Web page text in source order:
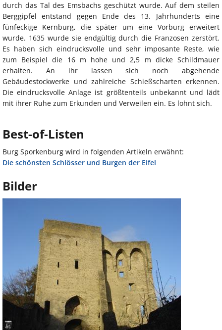
durch das Tal des Emsbachs geschützt wurde. Auf dem steilen
Berggipfel entstand gegen Ende des 13. Jahrhunderts eine
fünfeckige Kernburg, die später um eine Vorburg erweitert
wurde. 1635 wurde sie endgültig durch die Franzosen zerstört.
Es haben sich eindrucksvolle und sehr imposante Reste, wie
zum Beispiel die 16 m hohe und 2,5 m dicke Schildmauer
erhalten. An ihr lassen sich noch abgehende
Gebäudestockwerke und zahlreiche Schießscharten erkennen.
Die eindrucksvolle Anlage ist größtenteils unbekannt und lädt
mit ihrer Ruhe zum Erkunden und Verweilen ein. Es lohnt sich.
Best-of-Listen
Burg Sporkenburg wird in folgenden Artikeln erwähnt:
Die schönsten Schlösser und Burgen der Eifel
Bilder